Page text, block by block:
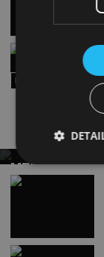
MET
AUTORAI
EV Experience
Strikt
Strikt